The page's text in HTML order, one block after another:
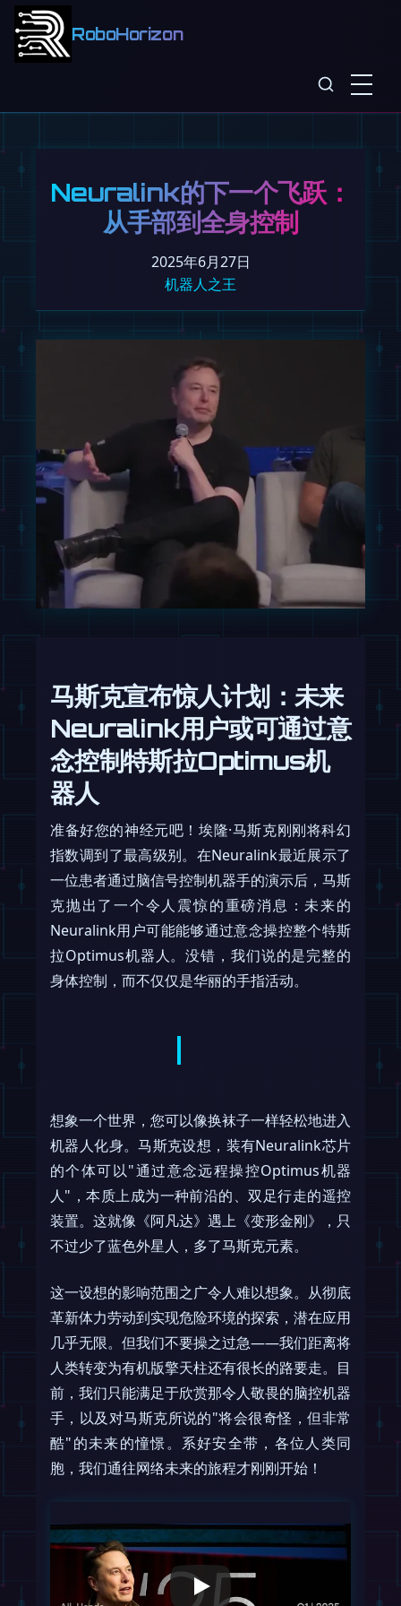
RoboHorizon
Neuralink的下一个飞跃：
从手部到全身控制
2025年6月27日
机器人之王
马斯克宣布惊人计划：未来
Neuralink用户或可通过意
念控制特斯拉Optimus机
器人
准备好您的神经元吧！埃隆·马斯克刚刚将科幻
指数调到了最高级别。在Neuralink最近展示了
一位患者通过脑信号控制机器手的演示后，马斯
克抛出了一个令人震惊的重磅消息：未来的
Neuralink用户可能能够通过意念操控整个特斯
拉Optimus机器人。没错，我们说的是完整的
身体控制，而不仅仅是华丽的手指活动。
想象一个世界，您可以像换袜子一样轻松地进入
机器人化身。马斯克设想，装有Neuralink芯片
的个体可以"通过意念远程操控Optimus机器
人"，本质上成为一种前沿的、双足行走的遥控
装置。这就像《阿凡达》遇上《变形金刚》，只
不过少了蓝色外星人，多了马斯克元素。
这一设想的影响范围之广令人难以想象。从彻底
革新体力劳动到实现危险环境的探索，潜在应用
几乎无限。但我们不要操之过急——我们距离将
人类转变为有机版擎天柱还有很长的路要走。目
前，我们只能满足于欣赏那令人敬畏的脑控机器
手，以及对马斯克所说的"将会很奇怪，但非常
酷"的未来的憧憬。系好安全带，各位人类同
胞，我们通往网络未来的旅程才刚刚开始！